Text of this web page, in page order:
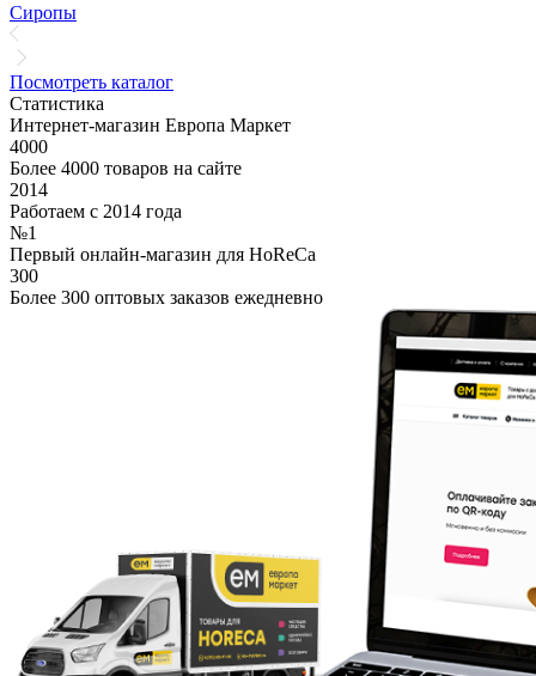
Сиропы
Посмотреть каталог
Статистика
Интернет-магазин Европа Маркет
4000
Более 4000 товаров на сайте
2014
Работаем с 2014 года
№1
Первый онлайн-магазин для HoReCa
300
Более 300 оптовых заказов ежедневно